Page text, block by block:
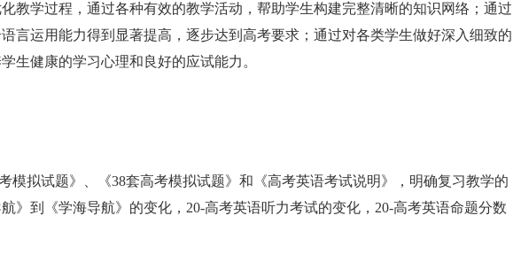
教学过程，通过各种有效的教学活动，帮助学生构建完整清晰的知识网络；通过
言运用能力得到显著提高，逐步达到高考要求；通过对各类学生做好深入细致的
生健康的学习心理和良好的应试能力。
模拟试题》、《38套高考模拟试题》和《高考英语考试说明》，明确复习教学的
》到《学海导航》的变化，20-高考英语听力考试的变化，20-高考英语命题分数